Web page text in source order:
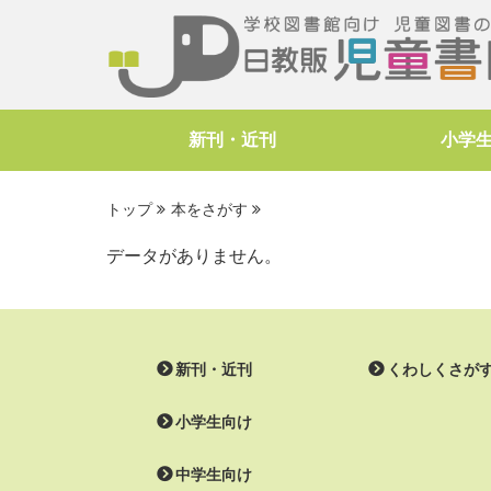
新刊・近刊 小学
トップ 本をさがす
データがありません。
新刊・近刊
小学生向け
中学生向け
くわしくさが